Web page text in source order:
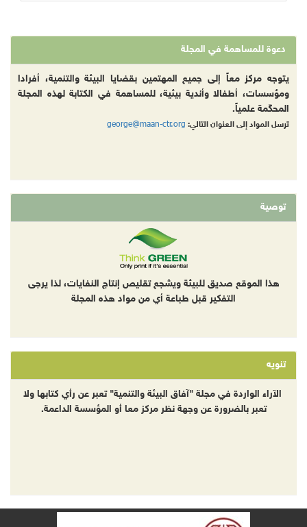
دعوة للمساهمة في المجلة
يتوجه مركز معاً إلى جميع المهتمين بقضايا البيئة والتنمية، أفرادا
ومؤسسات، أطفالا وأندية بيئية، للمساهمة في الكتابة لهذه المجلة
المحكّمة علمياً.
ترسل المواد إلى العنوان التالي: george@maan-ctr.org
توصية
هذا الموقع صديق للبيئة ويشجع تقليص إنتاج النفايات، لذا يرجى
التفكير قبل طباعة أي من مواد هذه المجلة
تنويه
الآراء الواردة في مجلة "آفاق البيئة والتنمية" تعبر عن رأي كتابها ولا
تعبر بالضرورة عن وجهة نظر مركز معا أو المؤسسة الداعمة.